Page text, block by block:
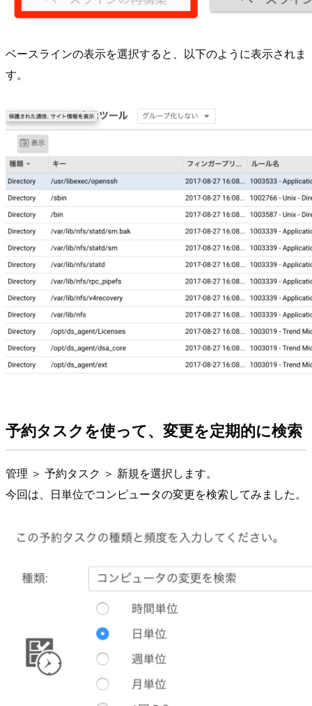
ベースラインの表示を選択すると、以下のように表示されま
す。
予約タスクを使って、変更を定期的に検索
管理 ＞ 予約タスク ＞ 新規を選択します。
今回は、日単位でコンピュータの変更を検索してみました。